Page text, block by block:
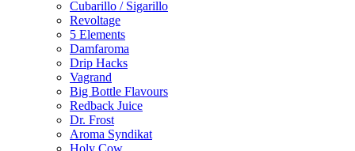
Cubarillo / Sigarillo
Revoltage
5 Elements
Damfaroma
Drip Hacks
Vagrand
Big Bottle Flavours
Redback Juice
Dr. Frost
Aroma Syndikat
Holy Cow